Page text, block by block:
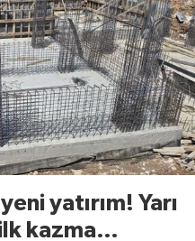
yatırım! Yarı
kazma